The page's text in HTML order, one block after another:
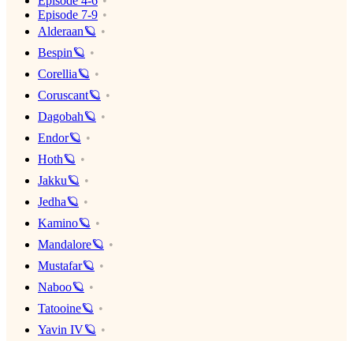
Episode 7-9
Alderaan🪐
Bespin🪐
Corellia🪐
Coruscant🪐
Dagobah🪐
Endor🪐
Hoth🪐
Jakku🪐
Jedha🪐
Kamino🪐
Mandalore🪐
Mustafar🪐
Naboo🪐
Tatooine🪐
Yavin IV🪐